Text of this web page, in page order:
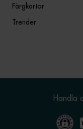
Färgkartor
Trender
Handla